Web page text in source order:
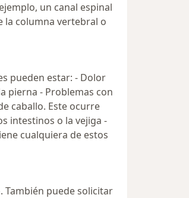
un canal espinal
la columna vertebral o
pueden estar: - Dolor
pierna - Problemas con
caballo. Este ocurre
intestinos o la vejiga -
cualquiera de estos
También puede solicitar